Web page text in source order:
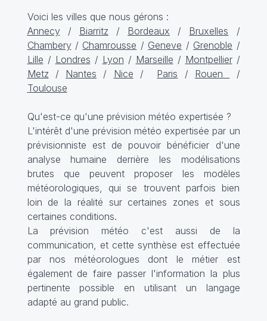
Voici les villes que nous gérons :
Annecy/ Biarritz / Bordeaux / Bruxelles /
Chambery/ Chamrousse / Geneve / Grenoble /
Lille / Londres / Lyon / Marseille / Montpellier/
Metz / Nantes / Nice / Paris / Rouen
/
Toulouse
Qu'est-ce qu'une prévision météo expertisée ?
L'intérêt d'une prévision météo expertisée par un
prévisionniste est de pouvoir bénéficier d'une
analyse humaine derrière les modélisations
brutes que peuvent proposer les modèles
météorologiques, qui se trouvent parfois bien
loin de la réalité sur certaines zones et sous
certaines conditions.
La prévision météo c'est aussi de la
communication, et cette synthèse est effectuée
par nos météorologues dont le métier est
également de faire passer l'information la plus
pertinente possible en utilisant un langage
adapté au grand public.